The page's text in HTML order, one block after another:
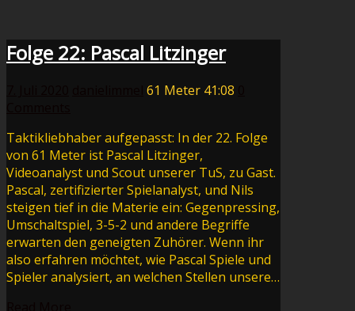
Folge 22: Pascal Litzinger
61 Meter 41:08
Taktikliebhaber aufgepasst: In der 22. Folge
von 61 Meter ist Pascal Litzinger,
Videoanalyst und Scout unserer TuS, zu Gast.
Pascal, zertifizierter Spielanalyst, und Nils
steigen tief in die Materie ein: Gegenpressing,
Umschaltspiel, 3-5-2 und andere Begriffe
erwarten den geneigten Zuhörer. Wenn ihr
also erfahren möchtet, wie Pascal Spiele und
Spieler analysiert, an welchen Stellen unsere…